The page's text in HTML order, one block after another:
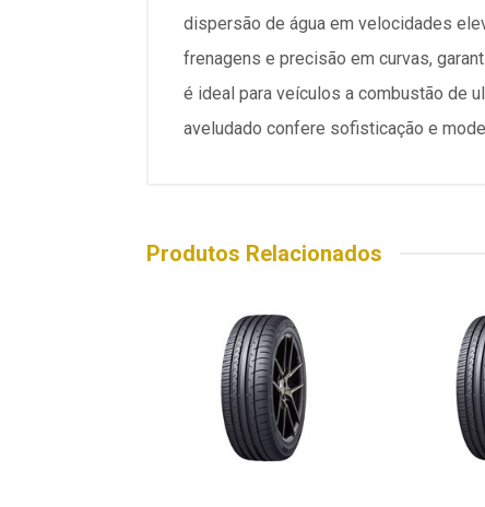
dispersão de água em velocidades
frenagens e precisão em curvas,
é ideal para veículos a combustão de
aveludado confere sofisticação e
Produtos Relacionados